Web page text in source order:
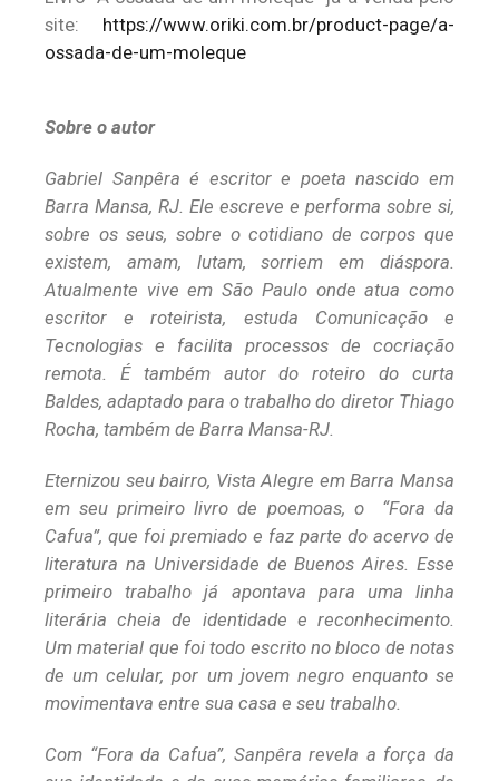
site: https://www.oriki.com.br/product-page/a-
ossada-de-um-moleque
Sobre o autor
Gabriel Sanpêra é escritor e poeta nascido em
Barra Mansa, RJ. Ele escreve e performa sobre si,
sobre os seus, sobre o cotidiano de corpos que
existem, amam, lutam, sorriem em diáspora.
Atualmente vive em São Paulo onde atua como
escritor e roteirista, estuda Comunicação e
Tecnologias e facilita processos de cocriação
remota. É também autor do roteiro do curta
Baldes, adaptado para o trabalho do diretor Thiago
Rocha, também de Barra Mansa-RJ.
Eternizou seu bairro, Vista Alegre em Barra Mansa
em seu primeiro livro de poemoas, o “Fora da
Cafua”, que foi premiado e faz parte do acervo de
literatura na Universidade de Buenos Aires. Esse
primeiro trabalho já apontava para uma linha
literária cheia de identidade e reconhecimento.
Um material que foi todo escrito no bloco de notas
de um celular, por um jovem negro enquanto se
movimentava entre sua casa e seu trabalho.
Com “Fora da Cafua”, Sanpêra revela a força da